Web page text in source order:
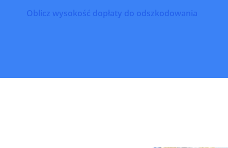
Oblicz wysokość dopłaty do odszkodowania